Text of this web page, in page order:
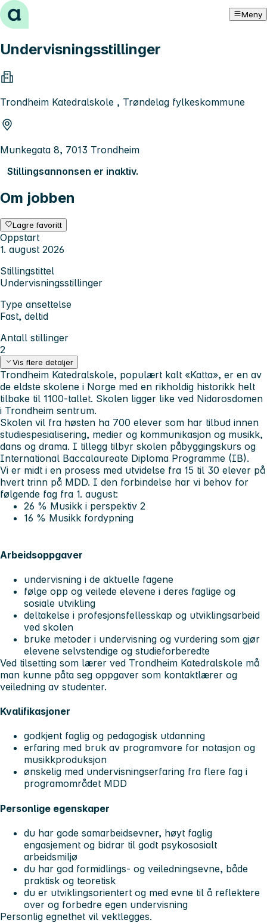
Hopp til innhold Meny
Undervisningsstillinger
Trondheim Katedralskole , Trøndelag fylkeskommune
Munkegata 8, 7013 Trondheim
Stillingsannonsen er inaktiv.
Om jobben
Lagre favoritt
Oppstart
1. august 2026
Stillingstittel
Undervisningsstillinger
Type ansettelse
Fast, deltid
Antall stillinger
2
Vis flere detaljer
Trondheim Katedralskole, populært kalt «Katta», er en av
de eldste skolene i Norge med en rikholdig historikk helt
tilbake til 1100-tallet. Skolen ligger like ved Nidarosdomen
i Trondheim sentrum.
Skolen vil fra høsten ha 700 elever som har tilbud innen
studiespesialisering, medier og kommunikasjon og musikk,
dans og drama. I tillegg tilbyr skolen påbyggingskurs og
International Baccalaureate Diploma Programme (IB).
Vi er midt i en prosess med utvidelse fra 15 til 30 elever på
hvert trinn på MDD. I den forbindelse har vi behov for
følgende fag fra 1. august:
26 % Musikk i perspektiv 2
16 % Musikk fordypning
Arbeidsoppgaver
undervisning i de aktuelle fagene
følge opp og veilede elevene i deres faglige og
sosiale utvikling
deltakelse i profesjonsfellesskap og utviklingsarbeid
ved skolen
bruke metoder i undervisning og vurdering som gjør
elevene selvstendige og studieforberedte
Ved tilsetting som lærer ved Trondheim Katedralskole må
man kunne påta seg oppgaver som kontaktlærer og
veiledning av studenter.
Kvalifikasjoner
godkjent faglig og pedagogisk utdanning
erfaring med bruk av programvare for notasjon og
musikkproduksjon
ønskelig med undervisningserfaring fra flere fag i
programområdet MDD
Personlige egenskaper
du har gode samarbeidsevner, høyt faglig
engasjement og bidrar til godt psykososialt
arbeidsmiljø
du har god formidlings- og veiledningsevne, både
praktisk og teoretisk
du er utviklingsorientert og med evne til å reflektere
over og forbedre egen undervisning
Personlig egnethet vil vektlegges.